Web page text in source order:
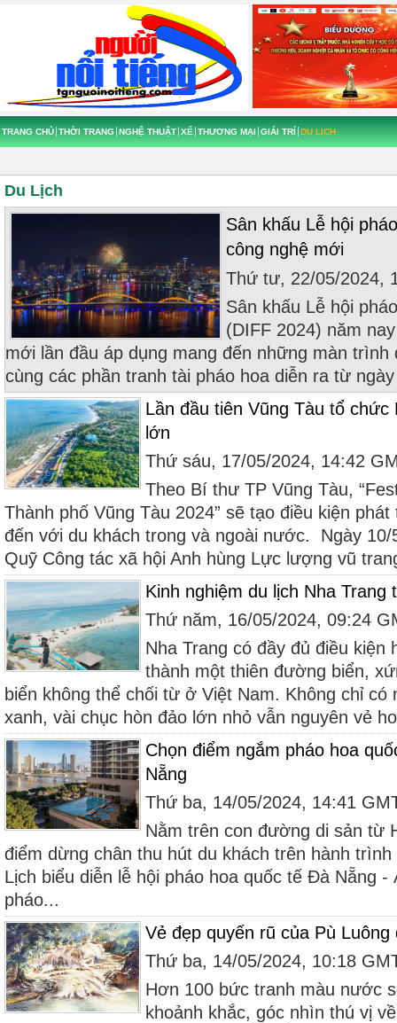
TRANG CHỦ THỜI TRANG NGHỆ THUẬT XẾ THƯƠNG MẠI GIẢI TRÍ DU LỊCH
Du Lịch
Sân khấu Lễ hội
công nghệ mới
Thứ tư, 22/05/2024,
Sân khấu Lễ hội
(DIFF 2024) năm
mới lần đầu áp dụng mang đến những màn trình
cùng các phần tranh tài pháo hoa diễn ra từ
Lần đầu tiên Vũng Tàu tổ chức
lớn
Thứ sáu, 17/05/2024, 14:42
Theo Bí thư TP Vũng Tàu,
Thành phố Vũng Tàu 2024” sẽ tạo điều kiện
đến với du khách trong và ngoài nước. Ngày 10/
Quỹ Công tác xã hội Anh hùng Lực lượng vũ
Kinh nghiệm du lịch Nha Trang
Thứ năm, 16/05/2024, 09:24
Nha Trang có đầy đủ điều kiện
thành một thiên đường biển,
biển không thể chối từ ở Việt Nam. Không chỉ có
xanh, vài chục hòn đảo lớn nhỏ vẫn nguyên vẻ
Chọn điểm ngắm pháo hoa
Nẵng
Thứ ba, 14/05/2024, 14:41
Nằm trên con đường di sản từ
điểm dừng chân thu hút du khách trên hành
Lịch biểu diễn lễ hội pháo hoa quốc tế Đà Nẵng -
pháo...
Vẻ đẹp quyến rũ của Pù
Thứ ba, 14/05/2024, 10:18
Hơn 100 bức tranh màu nước
khoảnh khắc, góc nhìn thú vị